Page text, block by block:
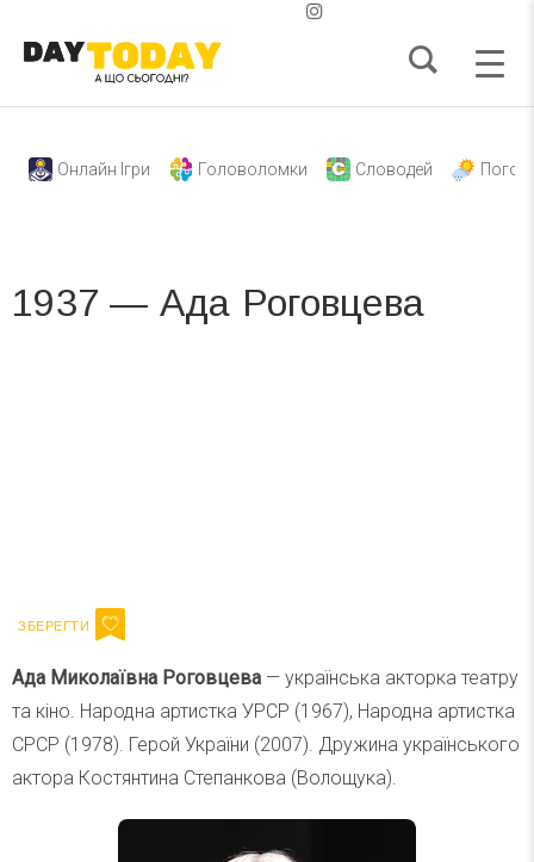
Онлайн Ігри Головоломки Словодей
1937 — Ада Роговцева
Ада Миколаївна Роговцева — українська акторка театру
та кіно. Народна артистка УРСР (1967), Народна артистка
СРСР (1978). Герой України (2007). Дружина українського
актора Костянтина Степанкова (Волощука).